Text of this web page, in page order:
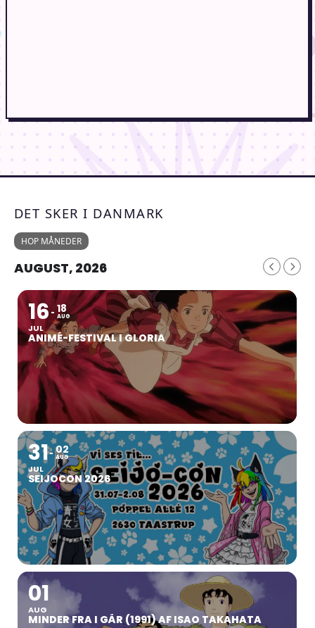
DET SKER I DANMARK
HOP MÅNEDER
AUGUST, 2026
16
JUL
18
AUG
ANIMÉ-FESTIVAL I GLORIA
31
JUL
02
AUG
SEIJOCON 2026
01
AUG
MINDER FRA I GÅR (1991) AF ISAO TAKAHATA